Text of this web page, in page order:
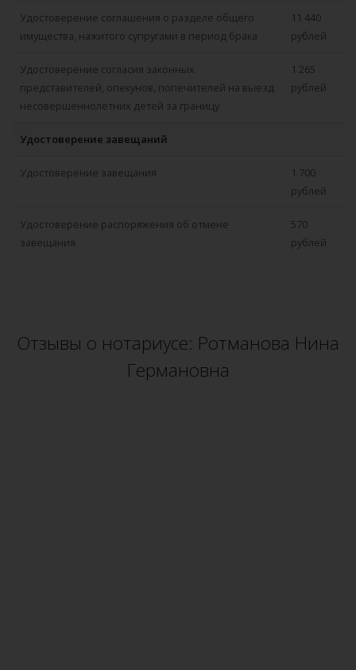
Удостоверение соглашения о разделе общего
имущества, нажитого супругами в период брака
11 440
рублей
Удостоверение согласия законных
представителей, опекунов, попечителей на выезд
несовершеннолетних детей за границу
1 265
рублей
Удостоверение завещаний
Удостоверение завещания
1 700
рублей
Удостоверение распоряжения об отмене
завещания
570
рублей
Отзывы о нотариусе: Ротманова Нина
Германовна